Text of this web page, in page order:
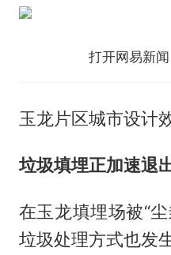
打开网易新
玉龙片区城市设计
垃圾填埋正加速退
在玉龙填埋场被“
垃圾处理方式也发